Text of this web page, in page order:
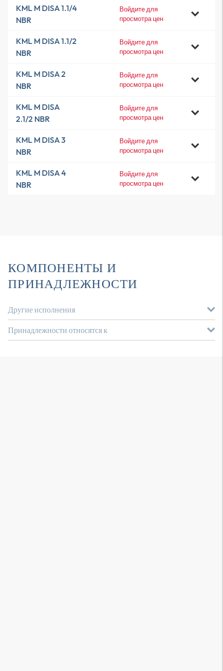
KML M DISA 1.1/4
NBR
Войдите для
просмотра цен
KML M DISA 1.1/2
NBR
Войдите для
просмотра цен
KML M DISA 2
NBR
Войдите для
просмотра цен
KML M DISA
2.1/2 NBR
Войдите для
просмотра цен
KML M DISA 3
NBR
Войдите для
просмотра цен
KML M DISA 4
NBR
Войдите для
просмотра цен
КОМПОНЕНТЫ И
ПРИНАДЛЕЖНОСТИ
Другие исполнения
Принадлежности относятся к